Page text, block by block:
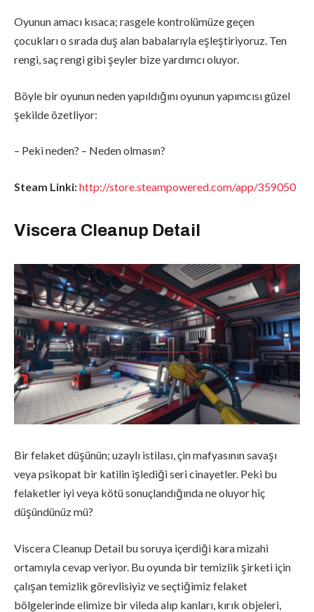
Oyunun amacı kısaca; rasgele kontrolümüze geçen
çocukları o sırada duş alan babalarıyla eşleştiriyoruz. Ten
rengi, saç rengi gibi şeyler bize yardımcı oluyor.
Böyle bir oyunun neden yapıldığını oyunun yapımcısı güzel
şekilde özetliyor:
– Peki neden? – Neden olmasın?
Steam Linki:http://store.steampowered.com/app/359050
Viscera Cleanup Detail
Bir felaket düşünün; uzaylı istilası, çin mafyasının savaşı
veya psikopat bir katilin işlediği seri cinayetler. Peki bu
felaketler iyi veya kötü sonuçlandığında ne oluyor hiç
düşündünüz mü?
Viscera Cleanup Detail bu soruya içerdiği kara mizahi
ortamıyla cevap veriyor. Bu oyunda bir temizlik şirketi için
çalışan temizlik görevlisiyiz ve seçtiğimiz felaket
bölgelerinde elimize bir vileda alıp kanları, kırık objeleri,